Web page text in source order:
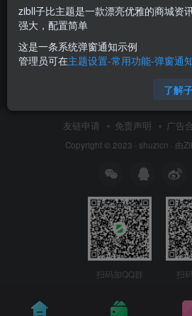
解决Windows11开启HDR后
Chrome内截图泛白问题
技术教程
3年前
友链申请 免责声明 广告
Copyright © 2023 · shuzicn · 由
扫码加QQ群 扫
zibll子比主题是一款漂亮优雅的商城资
强大，配置简单
这是一条系统弹窗通知示例
管理员可在主题设置-常用功能-弹窗通
了解